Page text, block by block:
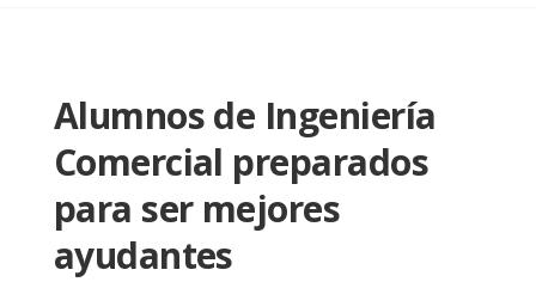
Alumnos de Ingeniería
Comercial preparados
para ser mejores
ayudantes